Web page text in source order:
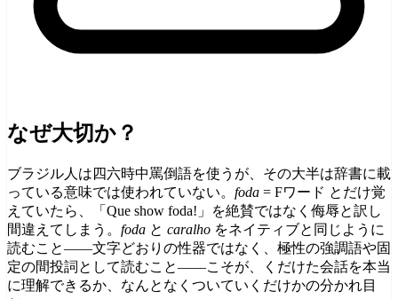
なぜ大切か？
ブラジル人は四六時中罵倒語を使うが、その大半は辞書に載
っている意味では使われていない。 foda = Fワード とだけ覚
えていたら、「Que show foda!」を絶賛ではなく侮辱と訳し
間違えてしまう。 foda と caralho をネイティブと同じように
読むこと——文字どおりの性器ではなく、極性の強調語や固
定の間投詞として読むこと——こそが、くだけた会話を本当
に理解できるか、なんとなくついていくだけかの分かれ目